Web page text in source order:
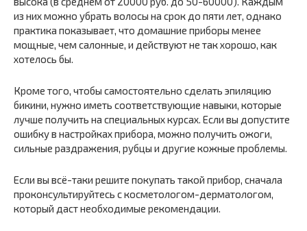
из них можно убрать волосы на срок до пяти лет, однако
практика показывает, что домашние приборы менее
мощные, чем салонные, и действуют не так хорошо, как
хотелось бы.
Кроме того, чтобы самостоятельно сделать эпиляцию
бикини, нужно иметь соответствующие навыки, которые
лучше получить на специальных курсах. Если вы допустите
ошибку в настройках прибора, можно получить ожоги,
сильные раздражения, рубцы и другие кожные проблемы.
Если вы всё-таки решите покупать такой прибор, сначала
проконсультируйтесь с косметологом-дерматологом,
который даст необходимые рекомендации.